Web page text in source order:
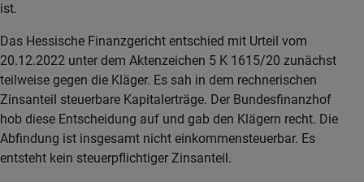
ist.
Das Hessische Finanzgericht entschied mit Urteil vom
20.12.2022 unter dem Aktenzeichen 5 K 1615/20 zunächst
teilweise gegen die Kläger. Es sah in dem rechnerischen
Zinsanteil steuerbare Kapitalerträge. Der Bundesfinanzhof
hob diese Entscheidung auf und gab den Klägern recht. Die
Abfindung ist insgesamt nicht einkommensteuerbar. Es
entsteht kein steuerpflichtiger Zinsanteil.